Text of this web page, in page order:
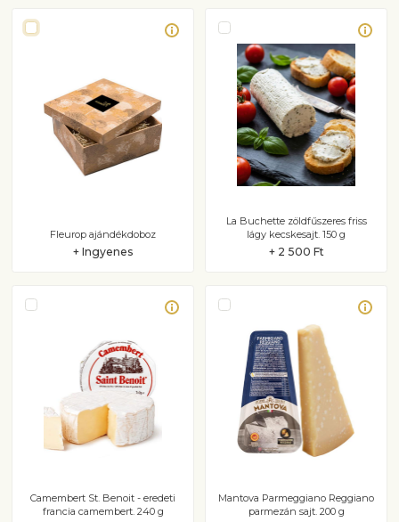
Fleurop ajándékdoboz
+ Ingyenes
La Buchette zöldfűszeres friss
lágy kecskesajt. 150 g
+ 2 500 Ft
Camembert St. Benoit - eredeti
francia camembert. 240 g
Mantova Parmeggiano Reggiano
parmezán sajt. 200 g